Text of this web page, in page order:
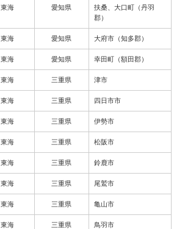
東海 愛知県
扶桑、大口町（丹羽
郡）
東海 愛知県 大府市（知多郡）
東海 愛知県 幸田町（額田郡）
東海 三重県 津市
東海 三重県 四日市市
東海 三重県 伊勢市
東海 三重県 松阪市
東海 三重県 鈴鹿市
東海 三重県 尾鷲市
東海 三重県 亀山市
東海 三重県 鳥羽市